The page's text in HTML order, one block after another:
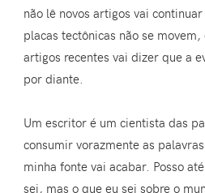
não lê novos artigos vai
placas tectônicas não se
artigos recentes vai dizer que a
por diante.
Um escritor é um cientista das
consumir vorazmente as
minha fonte vai acabar. Posso
sei, mas o que eu sei sobre o